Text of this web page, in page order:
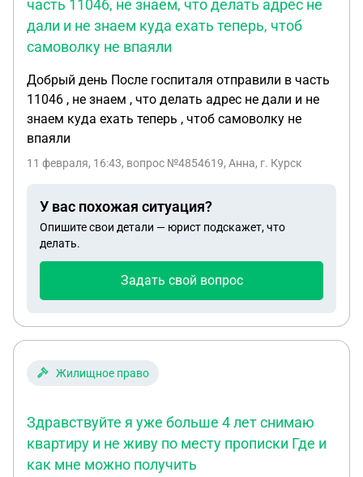
даже теперь, где эта организация. Который я не
помню просто, в котором мы проходили где-то
место, а на той работе они говорят, что у них
короче в архивах, но ничего не сохранено короче
нигде. Ищите, говорит ту больницу, где вы
проходили, там должны быть записи.
часть 11046, не знаем, что делать адрес не
дали и не знаем куда ехать теперь, чтоб
самоволку не впаяли
Добрый день После госпиталя отправили в часть
11046 , не знаем , что делать адрес не дали и не
знаем куда ехать теперь , чтоб самоволку не
впаяли
11 февраля, 16:43, вопрос №4854619, Анна, г. Курск
У вас похожая ситуация?
Опишите свои детали — юрист подскажет, что
делать.
Задать свой вопрос
Жилищное право
Здравствуйте я уже больше 4 лет снимаю
квартиру и не живу по месту прописки Где и
как мне можно получить